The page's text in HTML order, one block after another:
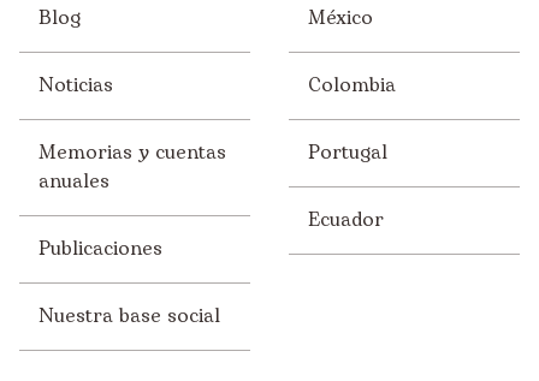
Blog
Noticias
Memorias y cuentas
anuales
Publicaciones
Nuestra base social
México
Colombia
Portugal
Ecuador